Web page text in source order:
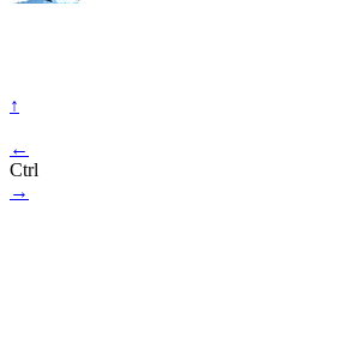
↑
←
Ctrl
→